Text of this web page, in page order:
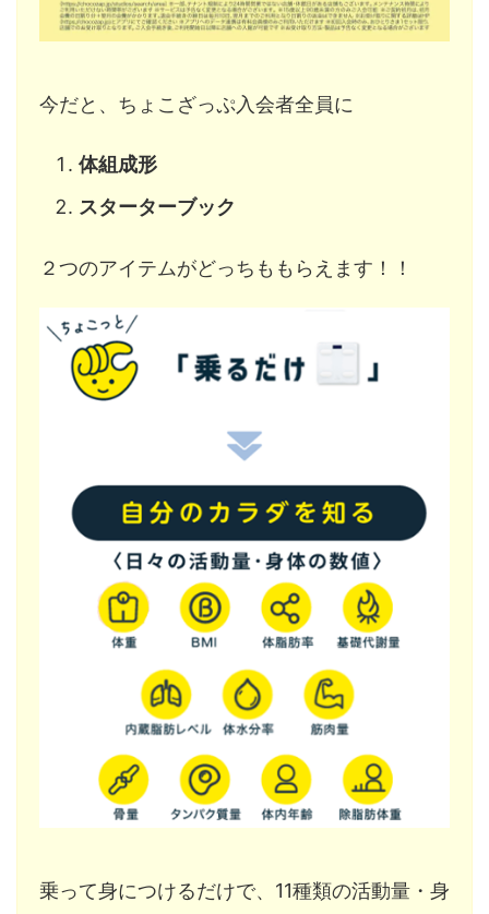
今だと、ちょこざっぷ入会者全員に
体組成形
スターターブック
２つのアイテムがどっちももらえます！！
乗って身につけるだけで、11種類の活動量・身